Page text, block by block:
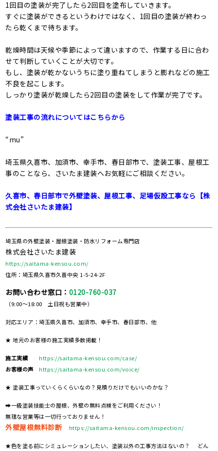
1回目の塗装が完了したら2回目を塗布していきます。
すぐに塗装ができるというわけではなく、1回目の塗装が終わっ
たら乾くまで待ちます。
乾燥時間は天候や季節によって違いますので、作業する日に合わ
せて判断していくことが大切です。
もし、塗装が乾かないうちに塗り重ねてしまうと膨れなどの施工
不良を起こします。
しっかり塗装が乾燥したら2回目の塗装をして作業が完了です。
塗装工事の流れについてはこちらから
“mu”
埼玉県久喜市、加須市、幸手市、春日部市で、塗装工事、屋根工
事のことなら、さいたま建装へお気軽にご相談ください。
久喜市、春日部市で外壁塗装、屋根工事、足場仮設工事なら【株
式会社さいたま建装】
埼玉県の外壁塗装・屋根塗装・防水リフォーム専門店
株式会社さいたま建装
https://saitama-kensou.com/
住所：埼玉県久喜市久喜中央 1-5-24-2F
お問い合わせ窓口： 0120-760-037
（9:00～18:00 土日祝も営業中）
対応エリア：埼玉県久喜市、加須市、幸手市、春日部市、他
★ 地元のお客様の施工実績多数掲載！
施工実績
https://saitama-kensou.com/case/
お客様の声
https://saitama-kensou.com/voice/
★ 塗装工事っていくらくらいなの？見積りだけでもいいのかな？
➡一級塗装技能士の屋根、外壁の無料点検をご利用ください！
無理な営業等は一切行っておりません！
外壁屋根無料診断 https://saitama-kensou.com/inspection/
★色を塗る前にシミュレーションしたい、塗装以外の工事方法はないの？ どん